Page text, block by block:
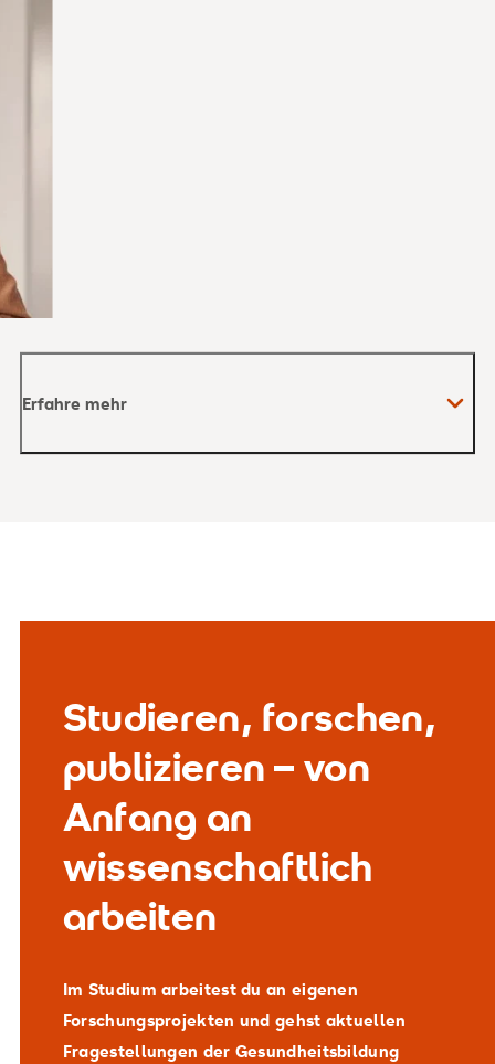
Erfahre mehr
Studieren, forschen,
publizieren – von
Anfang an
wissenschaftlich
arbeiten
Im Studium arbeitest du an eigenen
Forschungsprojekten und gehst aktuellen
Fragestellungen der Gesundheitsbildung